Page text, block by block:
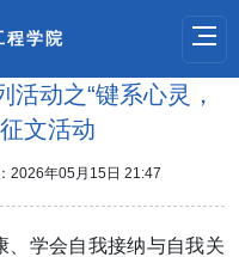
程学院
活动之“键系心灵，
文活动
2026年05月15日 21:47
、学会自我接纳与自我关